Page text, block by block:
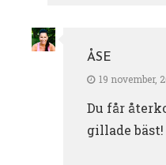
ÅSE
19 november,
Du får
gillade bäst!